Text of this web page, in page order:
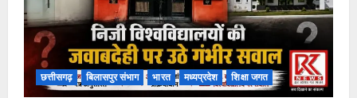
छत्तीसगढ़ बिलासपुर संभाग भारत मध्यप्रदेश शिक्षा जगत